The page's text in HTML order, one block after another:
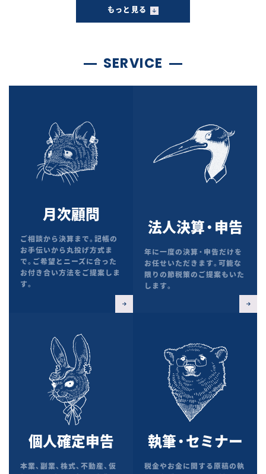
もっと見る
SERVICE
月次顧問
ご相談から決算まで。記帳の
お手伝いから丸投げ方式ま
で。ご希望とニーズに合った
お付き合い方法をご提案しま
す。
法人決算・申告
年に一度の決算・申告だけを
お任せいただきます。可能な
限りの節税策のご提案もいた
します。
個人確定申告
本業、副業、株式、不動産、仮
執筆・セミナー
税金やお金に関する原稿の執